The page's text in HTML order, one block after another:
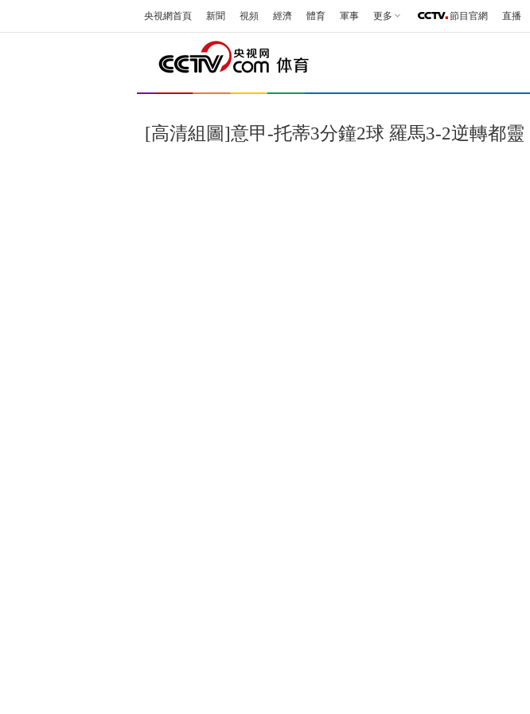
央視網首頁 新聞 視頻 經濟 體育 軍事 更多 節目官網 直播
[高清組圖]意甲-托蒂3分鐘2球 羅馬3-2逆轉都靈